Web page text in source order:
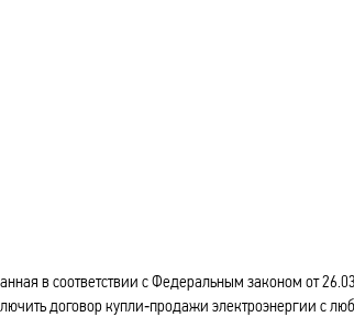
в соответствии с Федеральным законом от
договор купли‑продажи электроэнергии с